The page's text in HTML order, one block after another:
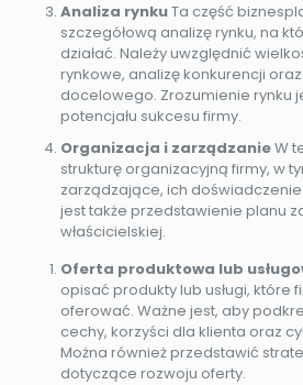
Analiza rynkuTa część
szczegółową analizę rynku, na
działać. Należy uwzględnić
rynkowe, analizę konkurencji
docelowego. Zrozumienie rynku
potencjału sukcesu firmy.
Organizacja i zarządzanieW
strukturę organizacyjną firmy, w
zarządzające, ich
jest także przedstawienie planu
właścicielskiej.
Oferta produktowa lub
opisać produkty lub usługi, które
oferować. Ważne jest, aby
cechy, korzyści dla klienta oraz
Można również przedstawić
dotyczące rozwoju oferty.